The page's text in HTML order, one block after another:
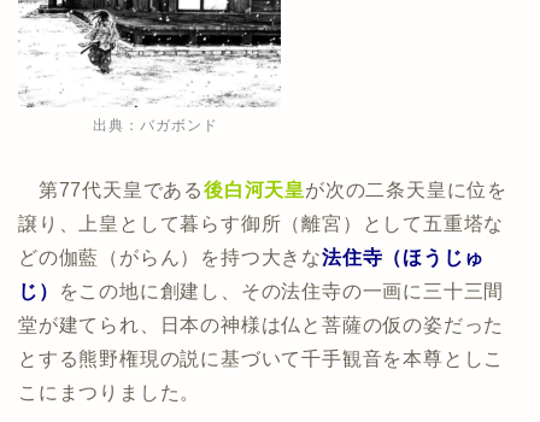
出典：バガボンド
第77代天皇である後白河天皇が次の二条天皇に位を
譲り、上皇として暮らす御所（離宮）として五重塔な
どの伽藍（がらん）を持つ大きな法住寺（ほうじゅ
じ）
をこの地に創建し、その法住寺の一画に三十三間
堂が建てられ、日本の神様は仏と菩薩の仮の姿だった
とする熊野権現の説に基づいて千手観音を本尊としこ
こにまつりました。